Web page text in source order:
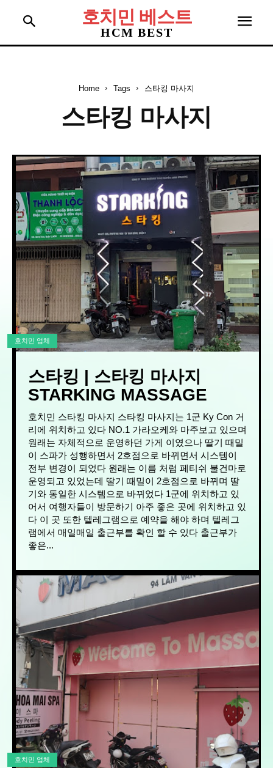
호치민 베스트
HCM BEST
Home Tags 스타킹 마사지
스타킹 마사지
호치민 업체
스타킹 | 스타킹 마사지
STARKING MASSAGE
호치민 스타킹 마사지 스타킹 마사지는 1군 Ky Con 거
리에 위치하고 있다 NO.1 가라오케와 마주보고 있으며
원래는 자체적으로 운영하던 가게 이였으나 딸기 때밀
이 스파가 성행하면서 2호점으로 바뀌면서 시스템이
전부 변경이 되었다 원래는 이름 처럼 페티쉬 불건마로
운영되고 있었는데 딸기 때밀이 2호점으로 바뀌며 딸
기와 동일한 시스템으로 바뀌었다 1군에 위치하고 있
어서 여행자들이 방문하기 아주 좋은 곳에 위치하고 있
다 이 곳 또한 텔레그램으로 예약을 해야 하며 텔레그
램에서 매일매일 출근부를 확인 할 수 있다 출근부가
좋은...
호치민 업체